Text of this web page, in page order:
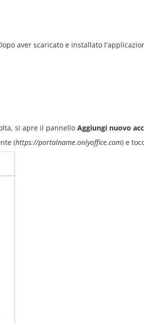
aver scaricato e installato
si apre il pannello Aggiungi nuovo
(https://portalname.onlyoffice.com) e